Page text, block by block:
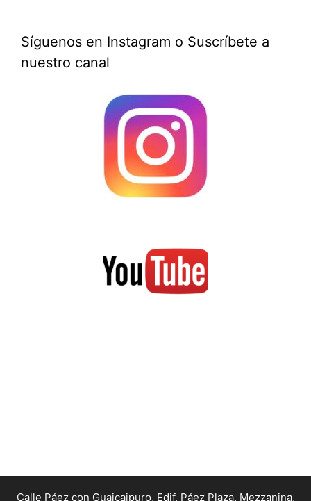
Síguenos en Instagram o Suscríbete a
nuestro canal
Calle Páez con Guaicaipuro, Edif. Páez Plaza, Mezzanina,